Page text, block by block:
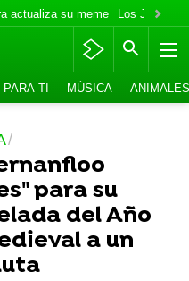
actualiza su meme Los Jonas
PARA TI MÚSICA ANIMALES
para su
del Año
a un